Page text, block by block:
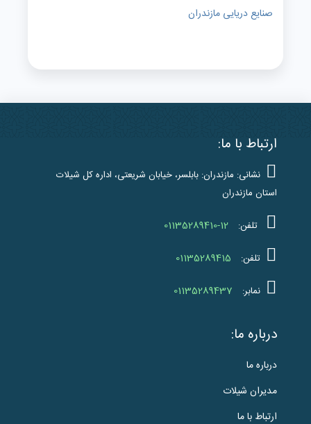
صنایع دریایی مازندران
ارتباط با ما:
نشانی: مازندران: بابلسر، خیابان شریعتی، اداره کل شیلات
استان مازندران
تلفن: 01135289410-12
تلفن: 01135289415
نمابر: 01135289437
درباره ما:
درباره ما
مدیران شیلات
ارتباط با ما